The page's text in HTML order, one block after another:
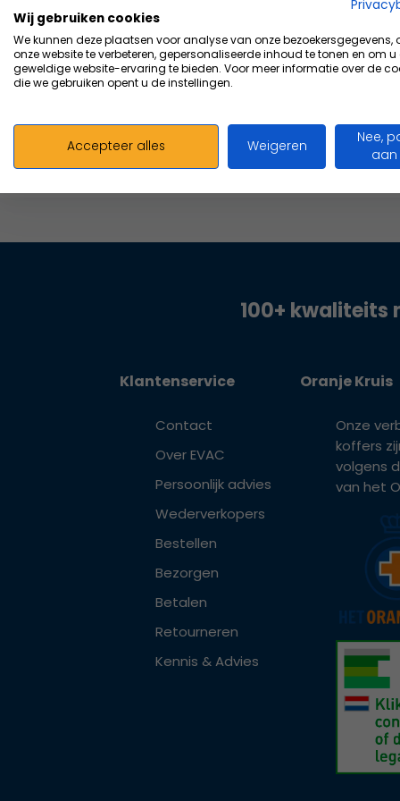
Vergelijk
9,74Excl. btw
100+ kwaliteits
Klantenservice
Contact
Over EVAC
Persoonlijk advies
Wederverkopers
Bestellen
Bezorgen
Betalen
Retourneren
Kennis & Advies
Oranje Kruis
Onze
koffers
volgens
van het
Wij gebruiken cookies
We kunnen deze plaatsen voor analyse van onze bezoekersgegevens,
onze website te verbeteren, gepersonaliseerde inhoud te tonen en om u
geweldige website-ervaring te bieden. Voor meer informatie over de
die we gebruiken opent u de instellingen.
Accepteer alles Weigeren
Nee,
aan